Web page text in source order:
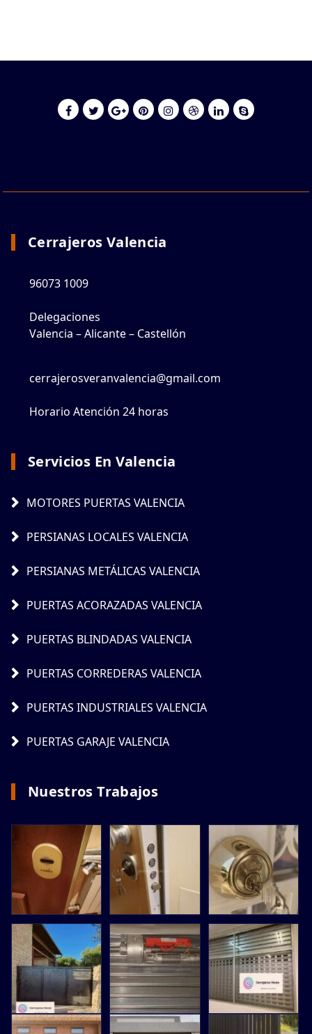
Cerrajeros Valencia
96073 1009
Delegaciones
Valencia – Alicante – Castellón
cerrajerosveranvalencia@gmail.com
Horario Atención 24 horas
Servicios En Valencia
MOTORES PUERTAS VALENCIA
PERSIANAS LOCALES VALENCIA
PERSIANAS METÁLICAS VALENCIA
PUERTAS ACORAZADAS VALENCIA
PUERTAS BLINDADAS VALENCIA
PUERTAS CORREDERAS VALENCIA
PUERTAS INDUSTRIALES VALENCIA
PUERTAS GARAJE VALENCIA
Nuestros Trabajos